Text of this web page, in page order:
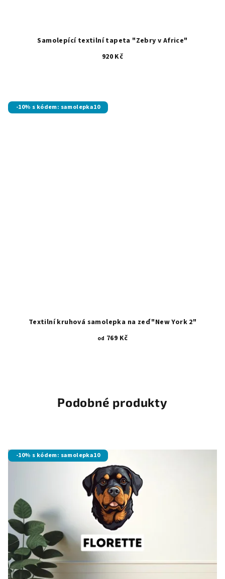
Samolepící textilní tapeta "Zebry v Africe"
920 Kč
-10% s kódem: samolepka10
Textilní kruhová samolepka na zeď "New York 2"
od 769 Kč
Podobné produkty
-10% s kódem: samolepka10